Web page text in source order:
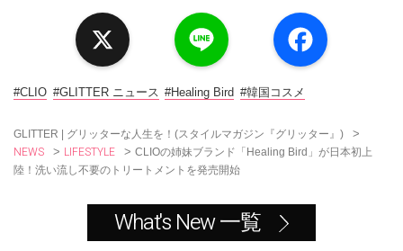
a
c
#CLIO #GLITTER ニュース #Healing Bird #韓国コスメ
GLITTER | グリッターな人生を！(スタイルマガジン『グリッター』) >
NEWS > LIFESTYLE > CLIOの姉妹ブランド「Healing Bird」が日本初上
陸！洗い流し不要のトリートメントを発売開始
What's New 一覧